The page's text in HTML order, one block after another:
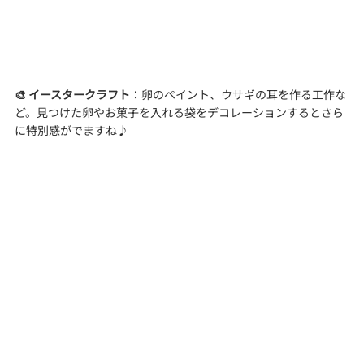
🎨 イースタークラフト ：卵のペイント、ウサギの耳を作る工作な
ど。見つけた卵やお菓子を入れる袋をデコレーションするとさら
に特別感がでますね♪